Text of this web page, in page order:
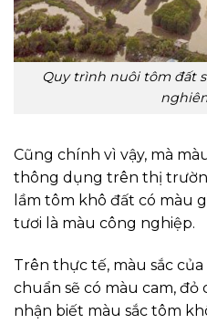
Quy trình nuôi tôm đất
Cũng chính vì vậy, mà
thông dụng trên thị
lầm tôm khô đất có màu
tươi là màu công nghiệp.
Trên thực tế, màu sắc
chuẩn sẽ có màu cam, đỏ
nhận biết màu sắc tôm